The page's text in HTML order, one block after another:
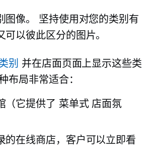
图像。 坚持使用对您的类别有
可以彼此区分的图片。
别 并在店面页面上显示这些类
布局非常适合：
（它提供了 菜单式店面氛
的在线商店，客户可以立即看